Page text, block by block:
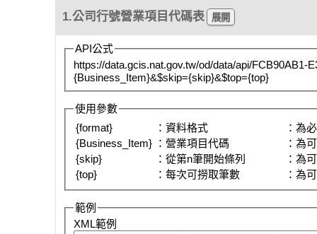
1.公司行號營業項目代碼表
API公式
https://data.gcis.nat.gov.tw/od/data/api/FCB90AB1-
{Business_Item}&$skip={skip}&$top={top}
使用參數
{format}
：資料格式
：為
{Business_Item} ：營業項目代碼
：為
{skip}
：從第n筆開始條列
：為
{top}
：每次可撈取筆數 ：為
範例
XML範例